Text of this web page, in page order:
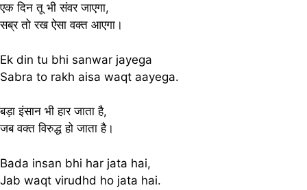
एक दिन तू भी संवर जाएगा,
सब्र तो रख ऐसा वक्त आएगा।
Ek din tu bhi sanwar jayega
Sabra to rakh aisa waqt aayega.
बड़ा इंसान भी हार जाता है,
जब वक्त विरुद्ध हो जाता है।
Bada insan bhi har jata hai,
Jab waqt virudhd ho jata hai.